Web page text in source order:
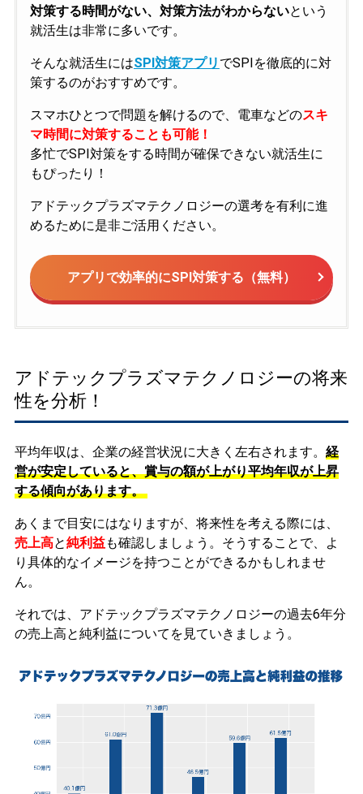
対策する時間がない、対策方法がわからないという
就活生は非常に多いです。
そんな就活生にはSPI対策アプリ でSPIを徹底的に対
策するのがおすすめです。
スマホひとつで問題を解けるので、電車などのスキ
マ時間に対策することも可能！
多忙でSPI対策をする時間が確保できない就活生に
もぴったり！
アドテックプラズマテクノロジーの選考を有利に進
めるために是非ご活用ください。
アプリで効率的にSPI対策する（無料）
アドテックプラズマテクノロジーの将来
性を分析！
平均年収は、企業の経営状況に大きく左右されます。 経
営が安定していると、賞与の額が上がり平均年収が上昇
する傾向があります。
あくまで目安にはなりますが、将来性を考える際には、
売上高と純利益も確認しましょう。そうすることで、よ
り具体的なイメージを持つことができるかもしれませ
ん。
それでは、アドテックプラズマテクノロジーの過去6年分
の売上高と純利益についてを見ていきましょう。